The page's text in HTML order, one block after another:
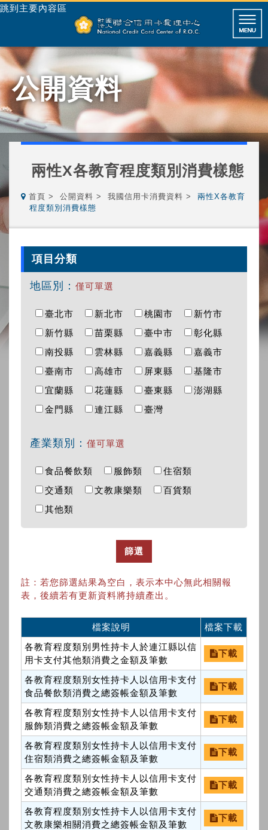
跳到主要內容區
公開資料
兩性X各教育程度類別消費樣態
首頁 公開資料 我國信用卡消費資料
兩性X各教育
程度類別消費樣態
項目分類
地區別： 僅可單選
臺北市 新北市 桃園市
新竹市
新竹縣
苗栗縣 臺中市
彰化縣
南投縣
雲林縣 嘉義縣
嘉義市
臺南市
高雄市 屏東縣
基隆市
宜蘭縣
花蓮縣 臺東縣
澎湖縣
金門縣
連江縣 臺灣
產業類別： 僅可單選
食品餐飲類 服飾類
住宿類
交通類
文教康樂類
百貨類
其他類
篩選
註：若您篩選結果為空白，表示本中心無此相關報
表，後續若有更新資料將持續產出。
檔案說明
檔案下載
各教育程度類別男性持卡人於連江縣以信
用卡支付其他類消費之金額及筆數
下載
各教育程度類別女性持卡人以信用卡支付
食品餐飲類消費之總簽帳金額及筆數
下載
各教育程度類別女性持卡人以信用卡支付
服飾類消費之總簽帳金額及筆數
下載
各教育程度類別女性持卡人以信用卡支付
住宿類消費之總簽帳金額及筆數
下載
各教育程度類別女性持卡人以信用卡支付
交通類消費之總簽帳金額及筆數
下載
各教育程度類別女性持卡人以信用卡支付
文教康樂相關消費之總簽帳金額及筆數
下載